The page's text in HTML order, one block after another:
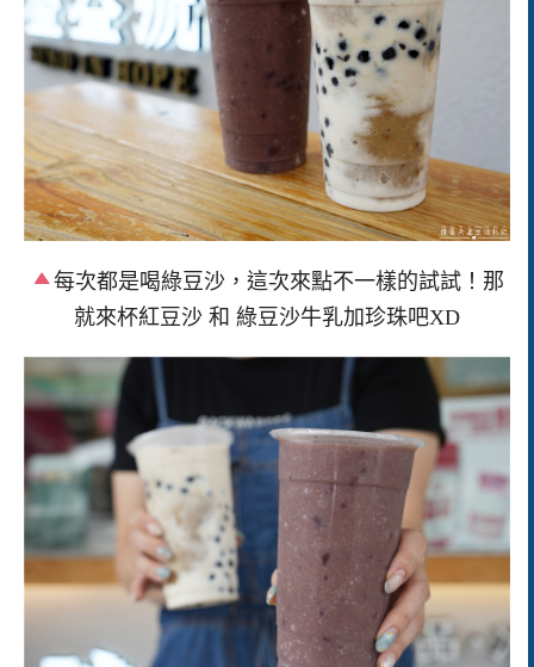
每次都是喝綠豆沙，這次來點不一樣的試試！那
就來杯紅豆沙 和 綠豆沙牛乳加珍珠吧XD